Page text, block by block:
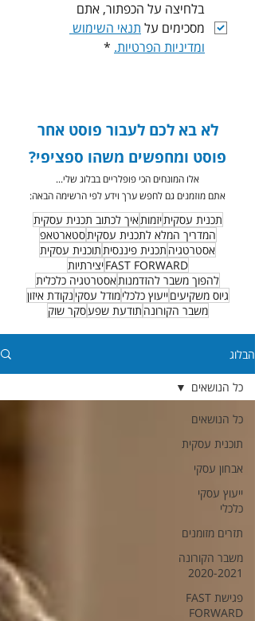
מסכימים על
ומדיניות הפרטיות. *
לא בא לכם לעבור פוסט אחר
פוסט ומחפשים משהו ספציפי?
אלו המונחים הכי פופלריים בבלוג שלי...
אתם מוזמנים גם לחפש ערך וידע לפי הרשימה הבאה:
תכנית עסקיתיזמותאיך לכתוב תכנית עסקית
המדריך המלא לתכנית עסקיתסטארטאפ
אסטרטגיה תכנית פיננסיתתוכנית עסקית
FAST FORWARDיצירתיות
להפוך משבר להזדמנותאסטרטגיה כלכלית
גיוס משקיעיםייעוץ כלכלימודל עסקי נקודת איזון
משבר הקורונה תודעת שפעסקר שוק
הבלוג
כל הנושאים
תוכנית עסקית
אבחון עסקי
ייעוץ עסקי
כלכלי
תזרים מזומנים
משבר הקורונה
2020-2021
פגישת FAST
FORWARD
כל הנושאים